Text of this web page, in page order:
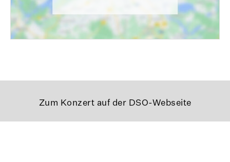
Zum Konzert auf der DSO-Webseite